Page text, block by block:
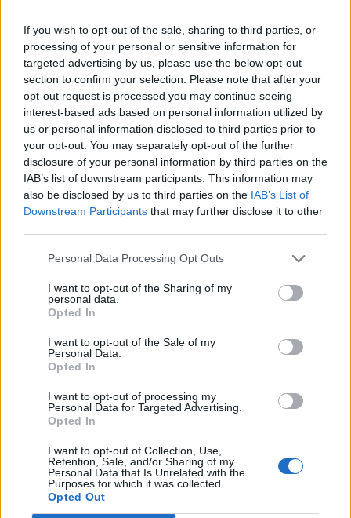
If you wish to opt-out of the sale, sharing to third parties, or
processing of your personal or sensitive information for
targeted advertising by us, please use the below opt-out
section to confirm your selection. Please note that after your
opt-out request is processed you may continue seeing
interest-based ads based on personal information utilized by
us or personal information disclosed to third parties prior to
your opt-out. You may separately opt-out of the further
disclosure of your personal information by third parties on the
IAB’s list of downstream participants. This information may
also be disclosed by us to third parties on the IAB’s List of
Downstream Participants that may further disclose it to other
Personal Data Processing Opt Outs
I want to opt-out of the Sharing of my
personal data.
Opted In
I want to opt-out of the Sale of my
Personal Data.
Opted In
I want to opt-out of processing my
Personal Data for Targeted Advertising.
Opted In
I want to opt-out of Collection, Use,
Retention, Sale, and/or Sharing of my
Personal Data that Is Unrelated with the
Purposes for which it was collected.
Opted Out